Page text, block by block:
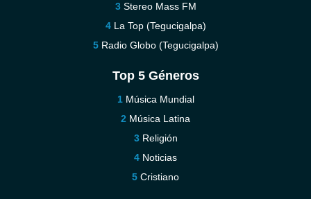
Stereo Mass FM
La Top (Tegucigalpa)
Radio Globo (Tegucigalpa)
Top 5 Géneros
Música Mundial
Música Latina
Religión
Noticias
Cristiano